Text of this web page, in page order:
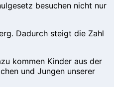
besuchen nicht nur
Dadurch steigt die Zahl
kommen Kinder aus der
und Jungen unserer